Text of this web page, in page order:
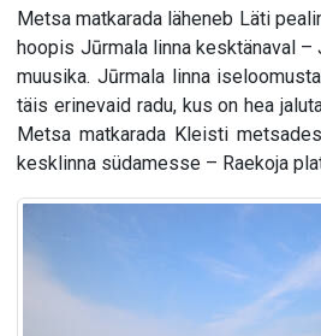
Metsa matkarada läheneb Läti
hoopis Jūrmala linna kesktänaval
muusika. Jūrmala linna
täis erinevaid radu, kus on hea
Metsa matkarada Kleisti
kesklinna südamesse – Raekoja